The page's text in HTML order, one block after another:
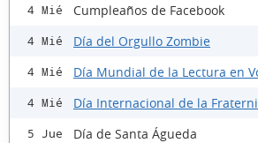
4 Mié Cumpleaños de Facebook
4 Mié Día del Orgullo Zombie
4 Mié Día Mundial de la Lectura en
4 Mié Día Internacional de la
5 Jue Día de Santa Águeda